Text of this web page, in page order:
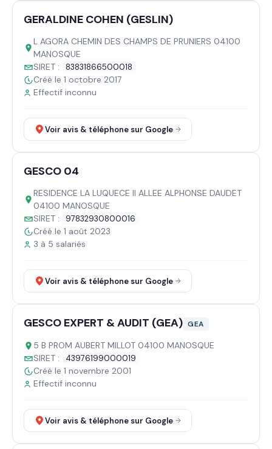
GERALDINE COHEN (GESLIN)
L AGORA CHEMIN DES CHAMPS DE PRUNIERS 04100
MANOSQUE
SIRET :
83831866500018
Créé le 1 octobre 2017
Effectif inconnu
Voir avis & téléphone sur Google
GESCO 04
RESIDENCE LA LUQUECE II ALLEE ALPHONSE DAUDET
04100 MANOSQUE
SIRET :
97832930800016
Créé le 1 août 2023
3 à 5 salariés
Voir avis & téléphone sur Google
GESCO EXPERT & AUDIT (GEA) GEA
5 B PROM AUBERT MILLOT 04100 MANOSQUE
SIRET :
43976199000019
Créé le 1 novembre 2001
Effectif inconnu
Voir avis & téléphone sur Google